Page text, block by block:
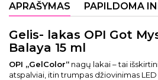
APRAŠYMAS PAPILDOMA
Gelis- lakas OPI Got
Balaya 15 ml
OPI „GelColor“ nagų lakai – tai
atspalviai, itin trumpas džiovinimas